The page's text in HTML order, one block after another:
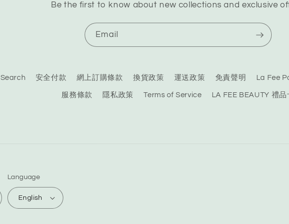
Be the first to know about new collections and exclusive
Email
Search 安全付款 網上訂購條款 換貨政策 運送政策 免責聲明 La Fee
服務條款 隱私政策 Terms of Service LA FEE BEAUTY 禮品
Language
English